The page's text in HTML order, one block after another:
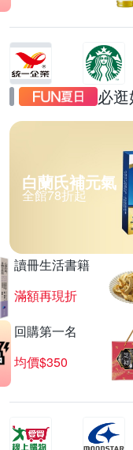
必
白蘭氏補元氣
全館78折起
讀冊生活書籍
滿額再現折
回購第一名
均價$350